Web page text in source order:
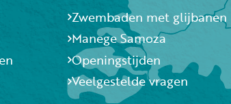
Zwembaden met glijbanen
Manege Samoza
Openingstijden
Veelgestelde vragen